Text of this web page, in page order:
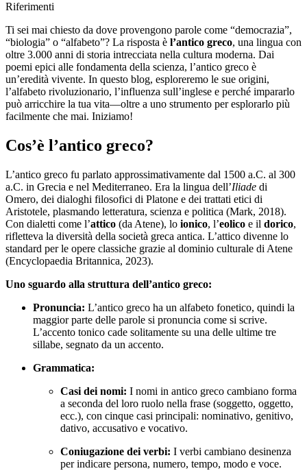
Riferimenti
Ti sei mai chiesto da dove provengono parole come “democrazia”,
“biologia” o “alfabeto”? La risposta è l’antico greco, una lingua con
oltre 3.000 anni di storia intrecciata nella cultura moderna. Dai
poemi epici alle fondamenta della scienza, l’antico greco è
un’eredità vivente. In questo blog, esploreremo le sue origini,
l’alfabeto rivoluzionario, l’influenza sull’inglese e perché impararlo
può arricchire la tua vita—oltre a uno strumento per esplorarlo più
facilmente che mai. Iniziamo!
Cos’è l’antico greco?
L’antico greco fu parlato approssimativamente dal 1500 a.C. al 300
a.C. in Grecia e nel Mediterraneo. Era la lingua dell’Iliade di
Omero, dei dialoghi filosofici di Platone e dei trattati etici di
Aristotele, plasmando letteratura, scienza e politica (Mark, 2018).
Con dialetti come l’attico (da Atene), lo ionico, l’eolico e il dorico,
rifletteva la diversità della società greca antica. L’attico divenne lo
standard per le opere classiche grazie al dominio culturale di Atene
(Encyclopaedia Britannica, 2023).
Uno sguardo alla struttura dell’antico greco:
Pronuncia: L’antico greco ha un alfabeto fonetico, quindi la
maggior parte delle parole si pronuncia come si scrive.
L’accento tonico cade solitamente su una delle ultime tre
sillabe, segnato da un accento.
Grammatica:
Casi dei nomi: I nomi in antico greco cambiano forma
a seconda del loro ruolo nella frase (soggetto, oggetto,
ecc.), con cinque casi principali: nominativo, genitivo,
dativo, accusativo e vocativo.
Coniugazione dei verbi: I verbi cambiano desinenza
per indicare persona, numero, tempo, modo e voce.